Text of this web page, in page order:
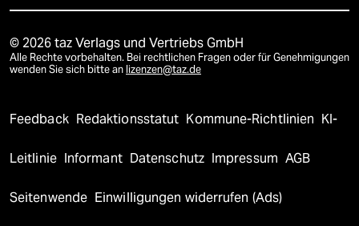
© 2026 taz Verlags und Vertriebs GmbH
Alle Rechte vorbehalten. Bei rechtlichen Fragen oder für Genehmigungen
wenden Sie sich bitte an lizenzen@taz.de
Feedback Redaktionsstatut Kommune-Richtlinien KI-
Leitlinie Informant Datenschutz Impressum AGB
Seitenwende Einwilligungen widerrufen (Ads)